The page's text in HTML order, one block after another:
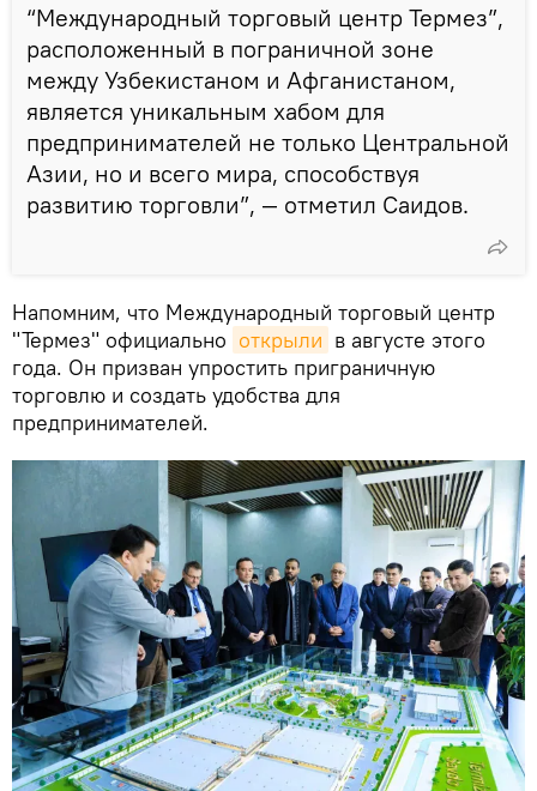
“Международный торговый центр Термез”,
расположенный в пограничной зоне
между Узбекистаном и Афганистаном,
является уникальным хабом для
предпринимателей не только Центральной
Азии, но и всего мира, способствуя
развитию торговли”, — отметил Саидов.
Напомним, что Международный торговый центр
"Термез" официально открыли в августе этого
года. Он призван упростить приграничную
торговлю и создать удобства для
предпринимателей.